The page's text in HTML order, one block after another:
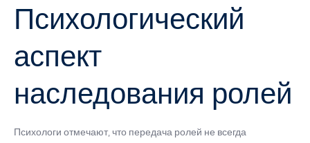
Психологический
аспект
наследования ролей
Психологи отмечают, что передача ролей не всегда